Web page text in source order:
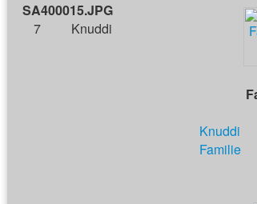
SA400015.JPG
7
Knuddi
Knuddi
Familie